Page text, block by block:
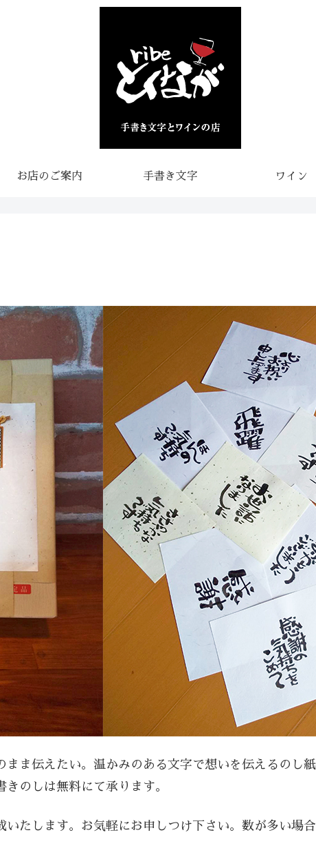
お店のご案内 手書き文字 ワイン
まま伝えたい。温かみのある文字で想いを伝えるのし
のしは無料にて承ります。
たします。お気軽にお申しつけ下さい。数が多い場